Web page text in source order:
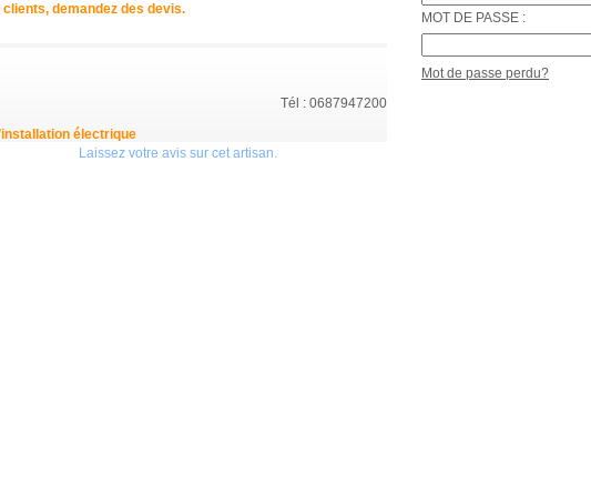
MOT DE PASSE :
Mot de passe perdu?
demandez des devis.
Tél : 0687947200
électrique
Laissez votre avis sur cet artisan.